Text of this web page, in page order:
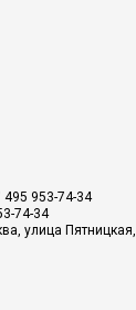
495 953-74-34
74-34
улица Пятницкая,